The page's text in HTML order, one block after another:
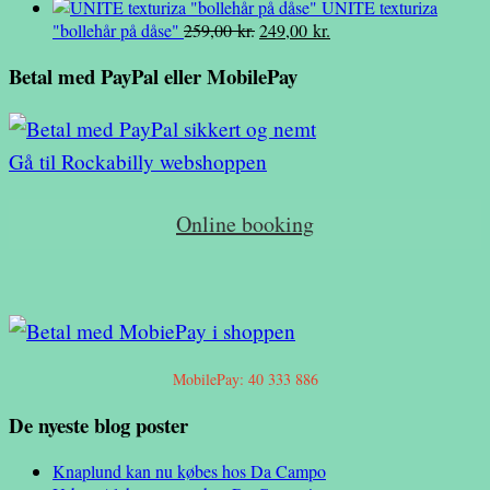
39,00 kr..
var:
oprindelige
pris
39,00 kr..
aktuelle
pris
20,00 kr..
UNITE texturiza
"bollehår på dåse" 259,00kr.Den
pris
259,00 kr..
249,00 kr.
Betal med PayPal eller MobilePay
Gå til Rockabilly webshoppen
Online booking
MobilePay: 40 333 886
De nyeste blog poster
Knaplund kan nu købes hos Da Campo